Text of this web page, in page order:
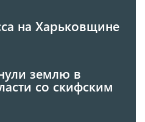
на Харьковщине
землю в
со скифским